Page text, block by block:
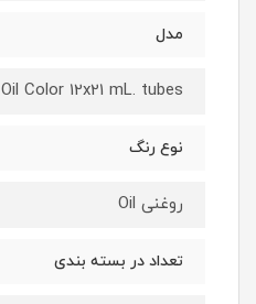
مدل
Oil Color 12x21 mL. tubes
نوع رنگ
روغنی Oil
تعداد در بسته بندی